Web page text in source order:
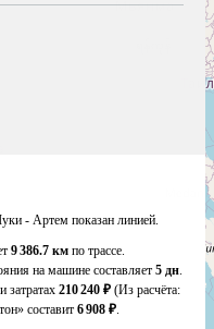
- Артем показан линией.
9 386.7 км по трассе.
на машине составляет 5 дн.
затратах 210 240 ₽ (Из расчёта:
составит 6 908 ₽.